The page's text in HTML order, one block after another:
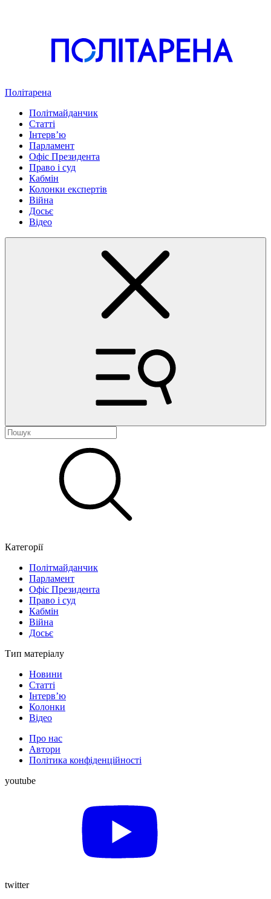
Політарена
Політмайданчик
Статті
Інтервʼю
Парламент
Офіс Президента
Право і суд
Кабмін
Колонки експертів
Війна
Досьє
Відео
Категорії
Політмайданчик
Парламент
Офіс Президента
Право і суд
Кабмін
Війна
Досьє
Тип матеріалу
Новини
Статті
Інтерв’ю
Колонки
Відео
Про нас
Автори
Політика конфіденційності
youtube
twitter